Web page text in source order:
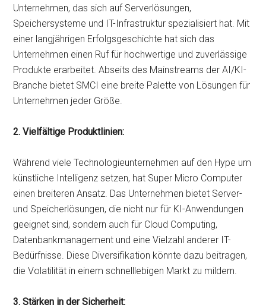
Unternehmen, das sich auf Serverlösungen,
Speichersysteme und IT-Infrastruktur spezialisiert hat. Mit
einer langjährigen Erfolgsgeschichte hat sich das
Unternehmen einen Ruf für hochwertige und zuverlässige
Produkte erarbeitet. Abseits des Mainstreams der AI/KI-
Branche bietet SMCI eine breite Palette von Lösungen für
Unternehmen jeder Größe.
2. Vielfältige Produktlinien:
Während viele Technologieunternehmen auf den Hype um
künstliche Intelligenz setzen, hat Super Micro Computer
einen breiteren Ansatz. Das Unternehmen bietet Server-
und Speicherlösungen, die nicht nur für KI-Anwendungen
geeignet sind, sondern auch für Cloud Computing,
Datenbankmanagement und eine Vielzahl anderer IT-
Bedürfnisse. Diese Diversifikation könnte dazu beitragen,
die Volatilität in einem schnelllebigen Markt zu mildern.
3. Stärken in der Sicherheit: